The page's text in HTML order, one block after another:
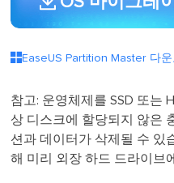
EaseUS Partition Master 다운
참고: 운영체제를 SSD 또는
상 디스크에 할당되지 않은
션과 데이터가 삭제될 수 있
해 미리 외장 하드 드라이브